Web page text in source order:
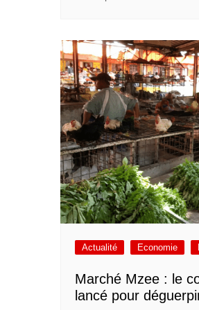
Actualité Economie
Marché Mzee : le
lancé pour